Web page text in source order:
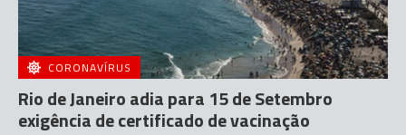
CORONAVÍRUS
Rio de Janeiro adia para 15 de Setembro
exigência de certificado de vacinação